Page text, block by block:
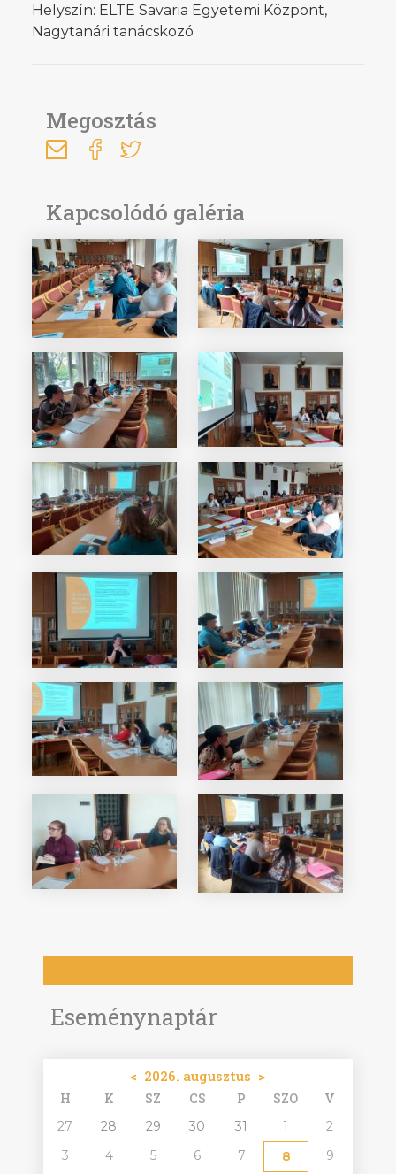
Eseménynaptár
< 2026. augusztus >
H K SZ CS P SZO V
27 28 29 30 31 1
2
3
4 5 6 7 8 9
Helyszín: ELTE Savaria Egyetemi Központ,
Nagytanári tanácskozó
Megosztás
Kapcsolódó galéria